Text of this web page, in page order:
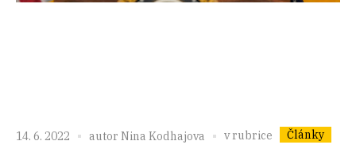
14. 6. 2022 autor Nina Kodhajova v rubrice Články